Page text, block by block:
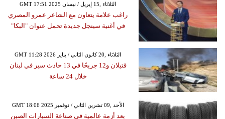
GMT 17:51 2025 الثلاثاء ,15 إبريل / نيسان
راغب علامة يتعاون مع الشاعر عمرو المصري
في أغنية سينجل جديدة تحمل عنوان "البكا"
GMT 11:28 2026 الثلاثاء ,20 كانون الثاني / يناير
قتيلان و12 جريحًا في 13 حادث سير في لبنان
خلال 24 ساعة
GMT 18:06 2025 الأحد ,09 تشرين الثاني / نوفمبر
بعد أزمة عالمية في صناعة السيارات الصين